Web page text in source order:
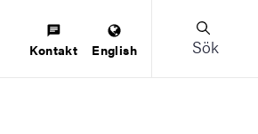
Kontakt English Sök